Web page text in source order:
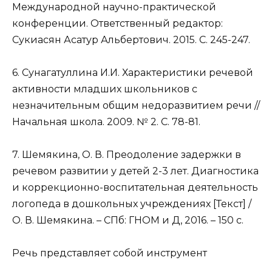
Международной научно-практической
конференции. Ответственный редактор:
Сукиасян Асатур Альбертович. 2015. С. 245-247.
6. Сунагатуллина И.И. Характеристики речевой
активности младших школьников с
незначительным общим недоразвитием речи //
Начальная школа. 2009. № 2. С. 78-81.
7. Шемякина, О. В. Преодоление задержки в
речевом развитии у детей 2-3 лет. Диагностика
и коррекционно-воспитательная деятельность
логопеда в дошкольных учреждениях [Текст] /
О. В. Шемякина. – СПб: ГНОМ и Д, 2016. – 150 с.
Речь представляет собой инструмент